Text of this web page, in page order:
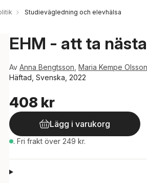
Studievägledning och elevhälsa
EHM - att ta
Av Anna Bengtsson Maria Kempe Olsson
Häftad, Svenska, 2022
408 kr
Lägg i varukorg
. Fri frakt över 249 kr.